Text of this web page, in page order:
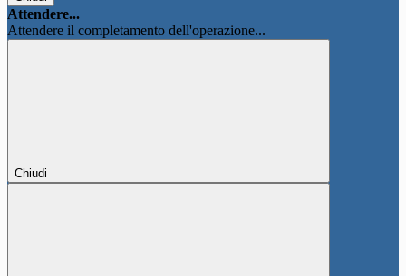
Attendere...
Attendere il completamento dell'operazione...
Chiudi